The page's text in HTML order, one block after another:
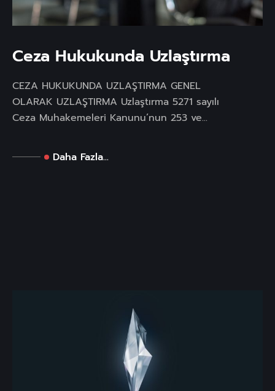
Ceza Hukukunda Uzlaştırma
CEZA HUKUKUNDA UZLAŞTIRMA GENEL
OLARAK UZLAŞTIRMA Uzlaştırma 5271 sayılı
Ceza Muhakemeleri Kanunu’nun 253 ve...
Daha Fazla...